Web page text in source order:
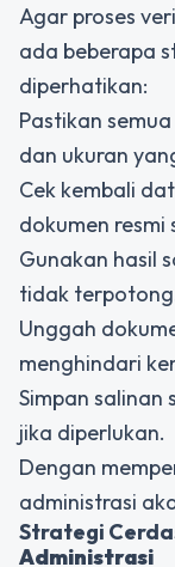
Agar proses
ada beberapa
diperhatikan:
Pastikan
dan ukuran
Cek kembali
dokumen resmi
Gunakan hasil
tidak
Unggah
menghindari
Simpan salinan
jika diperlukan.
Dengan
administrasi
Strategi
Administrasi